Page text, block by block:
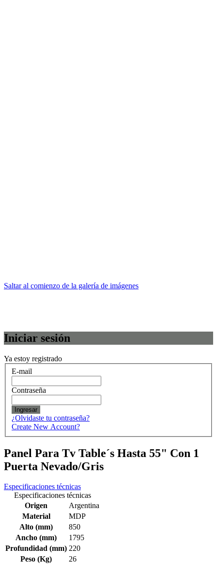
Saltar al comienzo de la galería de imágenes
Iniciar sesión
Ya estoy registrado
E-mail
Contraseña
Ingresar
¿Olvidaste tu contraseña?
Create New Account?
Panel Para Tv Table´s Hasta 55" Con 1
Puerta Nevado/Gris
Especificaciones técnicas
Especificaciones técnicas
Origen
Argentina
Material
MDP
Alto (mm)
850
Ancho (mm)
1795
Profundidad (mm) 220
Peso (Kg)
26